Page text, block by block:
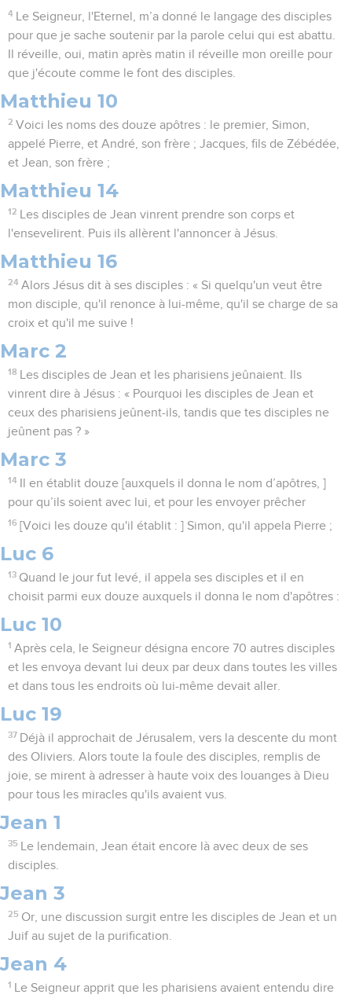
4
Le Seigneur, l'Eternel, m’a donné le langage des disciples
pour que je sache soutenir par la parole celui qui est abattu.
Il réveille, oui, matin après matin il réveille mon oreille pour
que j'écoute comme le font des disciples.
Matthieu 10
2 Voici les noms des douze apôtres : le premier, Simon,
appelé Pierre, et André, son frère ; Jacques, fils de Zébédée,
et Jean, son frère ;
Matthieu 14
12
Les disciples de Jean vinrent prendre son corps et
l'ensevelirent. Puis ils allèrent l'annoncer à Jésus.
Matthieu 16
24 Alors Jésus dit à ses disciples : « Si quelqu'un veut être
mon disciple, qu'il renonce à lui-même, qu'il se charge de sa
croix et qu'il me suive !
Marc 2
18
Les disciples de Jean et les pharisiens jeûnaient. Ils
vinrent dire à Jésus : « Pourquoi les disciples de Jean et
ceux des pharisiens jeûnent-ils, tandis que tes disciples ne
jeûnent pas ? »
Marc 3
14
Il en établit douze [auxquels il donna le nom d’apôtres, ]
pour qu’ils soient avec lui, et pour les envoyer prêcher
16 [Voici les douze qu'il établit : ] Simon, qu'il appela Pierre ;
Luc 6
13 Quand le jour fut levé, il appela ses disciples et il en
choisit parmi eux douze auxquels il donna le nom d'apôtres :
Luc 10
1 Après cela, le Seigneur désigna encore 70 autres disciples
et les envoya devant lui deux par deux dans toutes les villes
et dans tous les endroits où lui-même devait aller.
Luc 19
37 Déjà il approchait de Jérusalem, vers la descente du mont
des Oliviers. Alors toute la foule des disciples, remplis de
joie, se mirent à adresser à haute voix des louanges à Dieu
pour tous les miracles qu'ils avaient vus.
Jean 1
35
Le lendemain, Jean était encore là avec deux de ses
disciples.
Jean 3
25 Or, une discussion surgit entre les disciples de Jean et un
Juif au sujet de la purification.
Jean 4
1
Le Seigneur apprit que les pharisiens avaient entendu dire